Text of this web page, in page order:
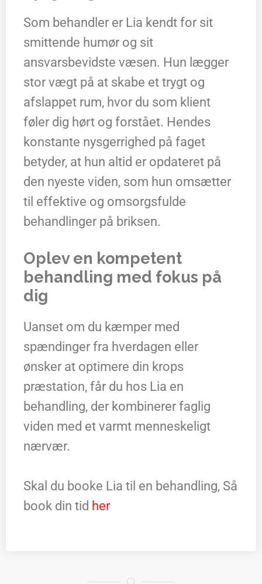
Som behandler er Lia kendt for sit
smittende humør og sit
ansvarsbevidste væsen. Hun lægger
stor vægt på at skabe et trygt og
afslappet rum, hvor du som klient
føler dig hørt og forstået. Hendes
konstante nysgerrighed på faget
betyder, at hun altid er opdateret på
den nyeste viden, som hun omsætter
til effektive og omsorgsfulde
behandlinger på briksen.
Oplev en kompetent
behandling med fokus på
dig
Uanset om du kæmper med
spændinger fra hverdagen eller
ønsker at optimere din krops
præstation, får du hos Lia en
behandling, der kombinerer faglig
viden med et varmt menneskeligt
nærvær.
Skal du booke Lia til en behandling, Så
book din tid her